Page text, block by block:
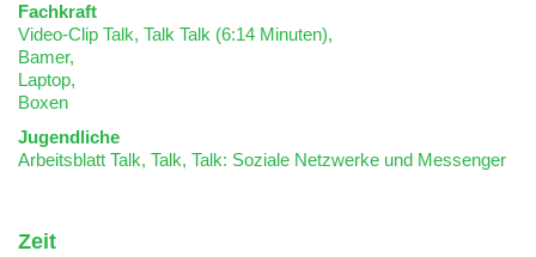
Fachkraft
Video-Clip Talk, Talk Talk (6:14 Minuten),
Bamer,
Laptop,
Boxen
Jugendliche
Arbeitsblatt Talk, Talk, Talk: Soziale Netzwerke und Messenger
Zeit